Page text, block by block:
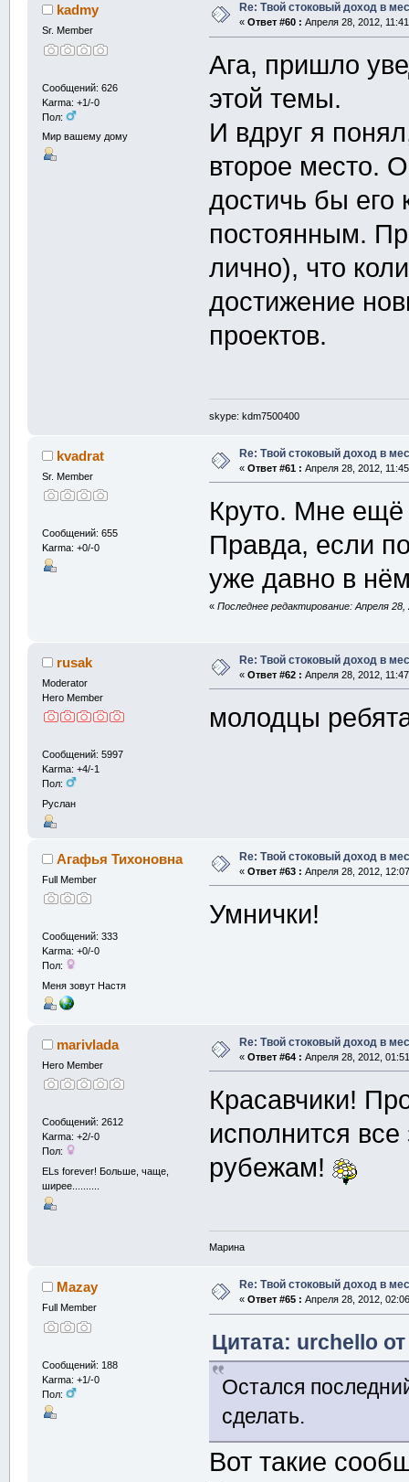
kadmy
Sr. Member
Сообщений: 626
Karma: +1/-0
Пол:
Мир вашему дому
Re: Твой стоковый доход в
« Ответ #60 : Апреля 28, 2012,
Ага, пришло
этой темы.
И вдруг я
второе место.
достичь бы его
постоянным.
лично), что
достижение
проектов.
skype: kdm7500400
kvadrat
Sr. Member
Сообщений: 655
Karma: +0/-0
Re: Твой стоковый доход в
« Ответ #61 : Апреля 28, 2012,
Круто. Мне ещё
Правда, если
уже давно в
«Последнее редактирование: Апреля
rusak
Moderator
Hero Member
Сообщений: 5997
Karma: +4/-1
Пол:
Руслан
Re: Твой стоковый доход в
« Ответ #62 : Апреля 28, 2012,
молодцы
Агафья Тихоновна
Full Member
Сообщений: 333
Karma: +0/-0
Пол:
Меня зовут Настя
Re: Твой стоковый доход в
« Ответ #63 : Апреля 28, 2012,
Умнички!
marivlada
Hero Member
Сообщений: 2612
Karma: +2/-0
Пол:
ELs forever! Больше, чаще,
ширее..........
Re: Твой стоковый доход в
« Ответ #64 : Апреля 28, 2012,
Красавчики!
исполнится
рубежам!
Марина
Mazay
Full Member
Сообщений: 188
Karma: +1/-0
Пол:
Re: Твой стоковый доход в
« Ответ #65 : Апреля 28, 2012,
Цитата: urchello
Остался
сделать.
Вот такие